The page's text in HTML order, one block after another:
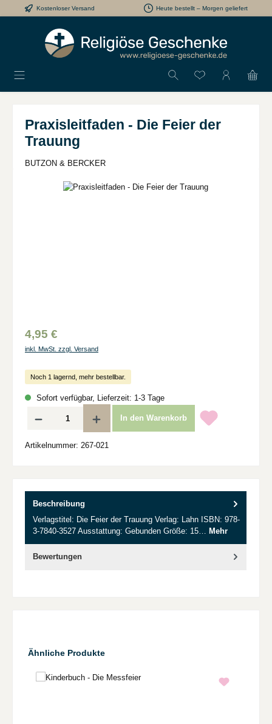
Zum Hauptinhalt springen
Kostenloser Versand Heute bestellt – Morgen geliefert
Du hast 0
Praxisleitfaden - Die Feier der
Trauung
BUTZON & BERCKER
Bildergalerie überspringen
4,95 €
inkl. MwSt. zzgl. Versand
Noch 1 lagernd, mehr bestellbar.
Sofort verfügbar, Lieferzeit: 1-3 Tage
Produkt Anzahl: Gib den gewünschten Wert ein oder benutze die Schaltflächen
In den Warenkorb
Artikelnummer: 267-021
Beschreibung
Verlagstitel: Die Feier der Trauung Verlag: Lahn ISBN: 978-
3-7840-3527 Ausstattung: Gebunden Größe: 15… Mehr
Bewertungen
Produktgalerie überspringen
Ähnliche Produkte